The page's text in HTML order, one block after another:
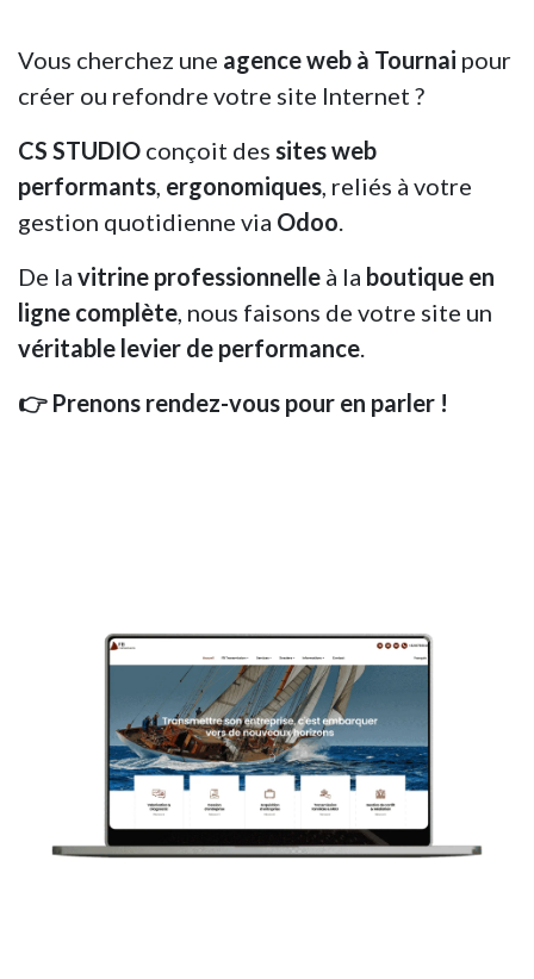
Vous cherchez une agence web à Tournai pour
créer ou refondre votre site Internet ?
CS STUDIO conçoit des sites web
performants, ergonomiques, reliés à votre
gestion quotidienne via Odoo.
De la vitrine professionnelle à la boutique en
ligne complète, nous faisons de votre site un
véritable levier de performance.
👉 Prenons rendez-vous pour en parler !